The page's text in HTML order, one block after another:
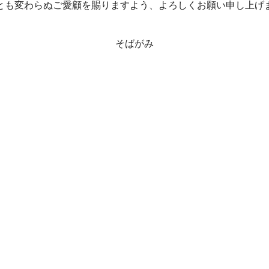
も変わらぬご愛顧を賜りますよう、よろしくお願い申し上げ
そばがみ